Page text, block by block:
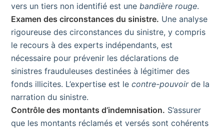
vers un tiers non identifié est une bandière rouge.
Examen des circonstances du sinistre. Une analyse
rigoureuse des circonstances du sinistre, y compris
le recours à des experts indépendants, est
nécessaire pour prévenir les déclarations de
sinistres frauduleuses destinées à légitimer des
fonds illicites. L’expertise est le contre-pouvoirde la
narration du sinistre.
Contrôle des montants d’indemnisation. S’assurer
que les montants réclamés et versés sont cohérents